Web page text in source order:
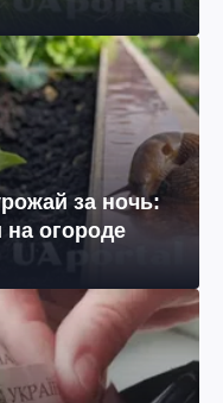
за ночь:
на огороде